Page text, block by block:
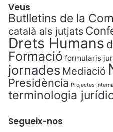
Veus
Butlletins de la
català als jutjats
Drets Humans
Formació formularis
jornades Mediació
Presidència Projectes
terminologia
Segueix-nos